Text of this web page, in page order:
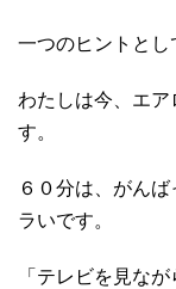
一つのヒントとし
わたしは今、エ
す。
６０分は、がん
ラいです。
「テレビを見な